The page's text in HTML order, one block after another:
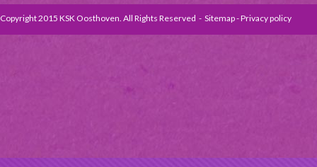
Copyright 2015 KSK Oosthoven. All Rights Reserved - Sitemap-Privacy policy